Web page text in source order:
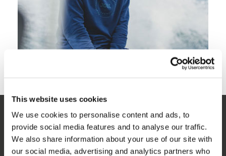
This website uses cookies
We use cookies to personalise content and ads, to
provide social media features and to analyse our traffic.
We also share information about your use of our site with
our social media, advertising and analytics partners who
SERVICE
Klantenservice